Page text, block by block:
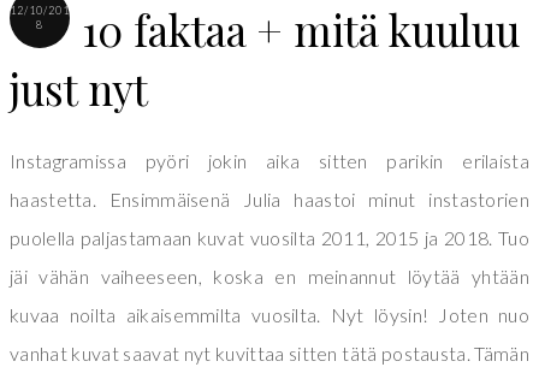
12/10/201
8
10 faktaa + mitä kuuluu
just nyt
Instagramissa pyöri jokin aika sitten parikin erilaista
haastetta. Ensimmäisenä Julia haastoi minut instastorien
puolella paljastamaan kuvat vuosilta 2011, 2015 ja 2018. Tuo
jäi vähän vaiheeseen, koska en meinannut löytää yhtään
kuvaa noilta aikaisemmilta vuosilta. Nyt löysin! Joten nuo
vanhat kuvat saavat nyt kuvittaa sitten tätä postausta. Tämän